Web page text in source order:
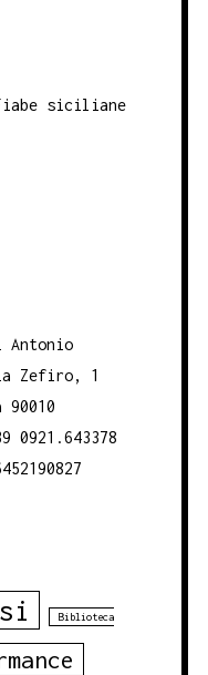
siciliane
Zefiro, 1
0921.643378
Biblioteca